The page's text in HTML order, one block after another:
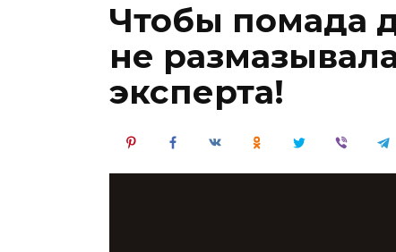
Чтобы помада
не
эксперта!